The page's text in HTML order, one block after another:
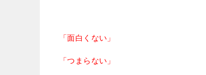
「面白くない」
「つまらない」